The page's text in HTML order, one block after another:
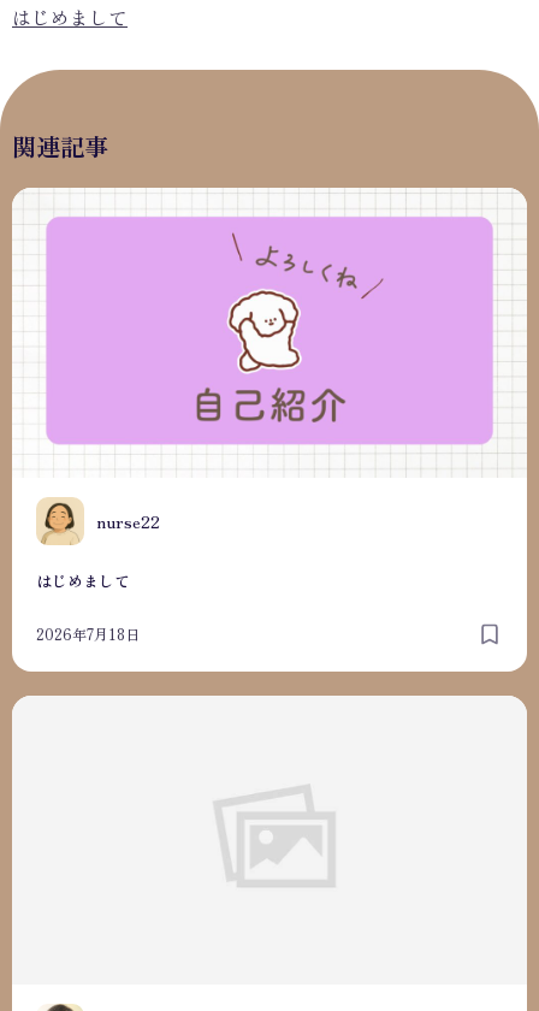
はじめまして
関連記事
N nurse22
はじめまして
2026年7月18日
はじめまして
はじめまして